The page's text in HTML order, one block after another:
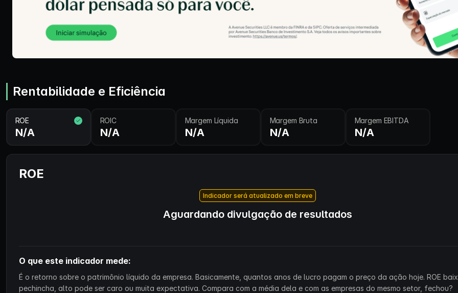
Rentabilidade e Eficiência
ROE
N/A
ROIC
N/A
Margem Líquida
N/A
Margem Bruta
N/A
Margem EBITDA
N/A
ROE
Indicador será atualizado em breve
Aguardando divulgação de resultados
O que este indicador mede:
É o retorno sobre o patrimônio líquido da empresa. Basicamente, quantos anos de lucro pagam o preço da ação hoje. ROE
pechincha, alto pode ser caro ou muita expectativa. Compara com a média dela e com as empresas do mesmo setor, fechou?